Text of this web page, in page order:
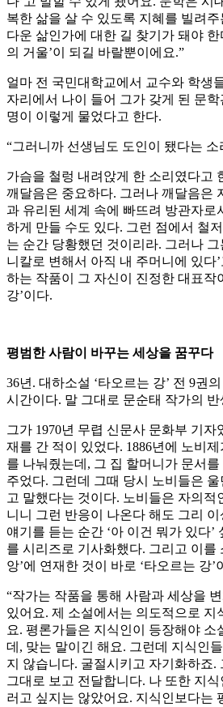
복한 삶을 살 수 있도록 지혜를 빌려
다운 삶인가에 대한 길 찾기가 돼야
의 거울’이 되길 바랄뿐이에요.”
얼마 전 국민대학교에서 교수와 학생
자리에서 나이 들어 그가 갖게 된 문
명이 이렇게 물었다고 한다.
“그러니까 선생님도 도인이 됐다는 소
가슴을 철렁 내려앉게 한 소리였다고
깨달음은 중요하다. 그러나 깨달음은
과 유리된 세계 속에 빠뜨려 방관자로
하게 만들 수도 있다. 그런 점에서 철
는 순간 당황했던 것이리라. 그러나 그
니칼로 변해서 아직 내 주머니에 있다
하는 작품이 그 자신이 진정한 대표작
강’이다.
평범한 사람이 바꾸는 세상을 꿈꾸다
36년. 대하소설 ‘타오르는 강’ 전 9권
시간이다. 말 그대로 문순태 작가의
그가 1970년 무렵 신문사 문화부 기자
재를 간 적이 있었다. 1886년에 노비
를 나눠줬는데, 그 집 할머니가 문서
주었다. 그런데 그때 당시 노비들은
고 말했다는 것이다. 노비들은 자의적
니니 그런 반응이 나온다 해도 그리
얘기를 듣는 순간 ‘아 이건 뭐가 있다’
를 시리즈로 기사화했다. 그리고 이를
앙’에 연재한 것이 바로 ‘타오르는 강’
“작가는 작품을 통해 사람과 세상을
있어요. 제 소설에서는 의도적으로 지
요. 평론가들은 지식인이 등장해야 소
데, 맞는 말이긴 해요. 그런데 지식인
지 않습니다. 굴절시키고 자기화하죠.
그대로 보고 전달합니다. 나 또한 지
러고 싶지는 않았어요. 지식인보다는